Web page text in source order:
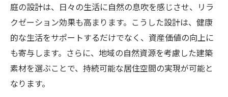
庭の設計は、日々の生活に自然の息吹を感じさせ、リラ
クゼーション効果も高まります。こうした設計は、健康
的な生活をサポートするだけでなく、資産価値の向上に
も寄与します。さらに、地域の自然資源を考慮した建築
素材を選ぶことで、持続可能な居住空間の実現が可能と
なります。